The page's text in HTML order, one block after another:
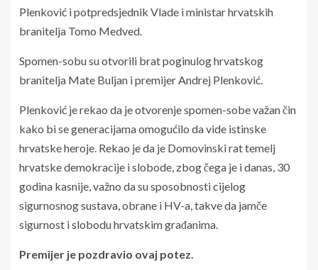
Plenković i potpredsjednik Vlade i ministar hrvatskih
branitelja Tomo Medved.
Spomen-sobu su otvorili brat poginulog hrvatskog
branitelja Mate Buljan i premijer Andrej Plenković.
Plenković je rekao da je otvorenje spomen-sobe važan čin
kako bi se generacijama omogućilo da vide istinske
hrvatske heroje. Rekao je da je Domovinski rat temelj
hrvatske demokracije i slobode, zbog čega je i danas, 30
godina kasnije, važno da su sposobnosti cijelog
sigurnosnog sustava, obrane i HV-a, takve da jamče
sigurnost i slobodu hrvatskim građanima.
Premijer je pozdravio ovaj potez.